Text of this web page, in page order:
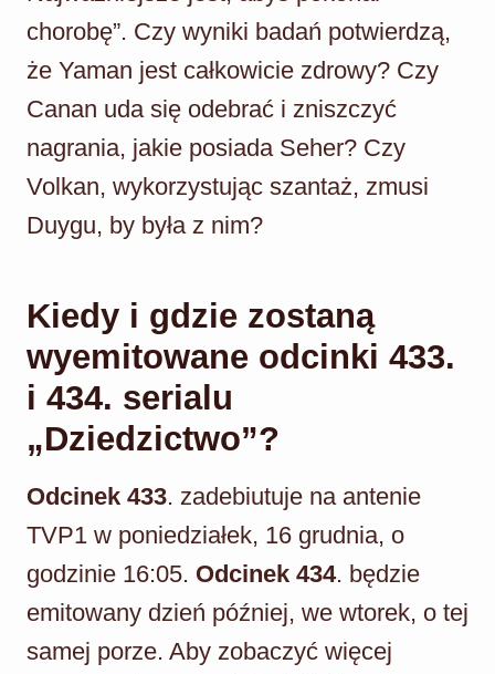
chorobę”. Czy wyniki badań potwierdzą,
że Yaman jest całkowicie zdrowy? Czy
Canan uda się odebrać i zniszczyć
nagrania, jakie posiada Seher? Czy
Volkan, wykorzystując szantaż, zmusi
Duygu, by była z nim?
Kiedy i gdzie zostaną
wyemitowane odcinki 433.
i 434. serialu
„Dziedzictwo”?
Odcinek 433. zadebiutuje na antenie
TVP1 w poniedziałek, 16 grudnia, o
godzinie 16:05. Odcinek 434. będzie
emitowany dzień później, we wtorek, o tej
samej porze. Aby zobaczyć więcej